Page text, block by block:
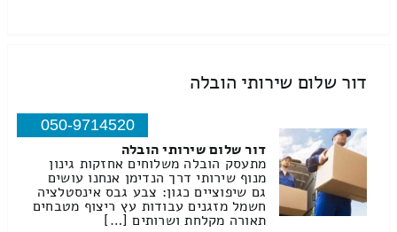
דור שלום שירותי הובלה
050-9714520
דור שלום שירותי הובלה
מתעסק הובלה משלוחים אחזקות גינון
מנוף שירותי דרך הנדימן אנחנו עושים
גם שיפוציים כגון: צבע גבס אינסטלציה
חשמל מזגנים עבודות עץ ריצוף מטבחים
תאורה מקלחת ושרותים […]